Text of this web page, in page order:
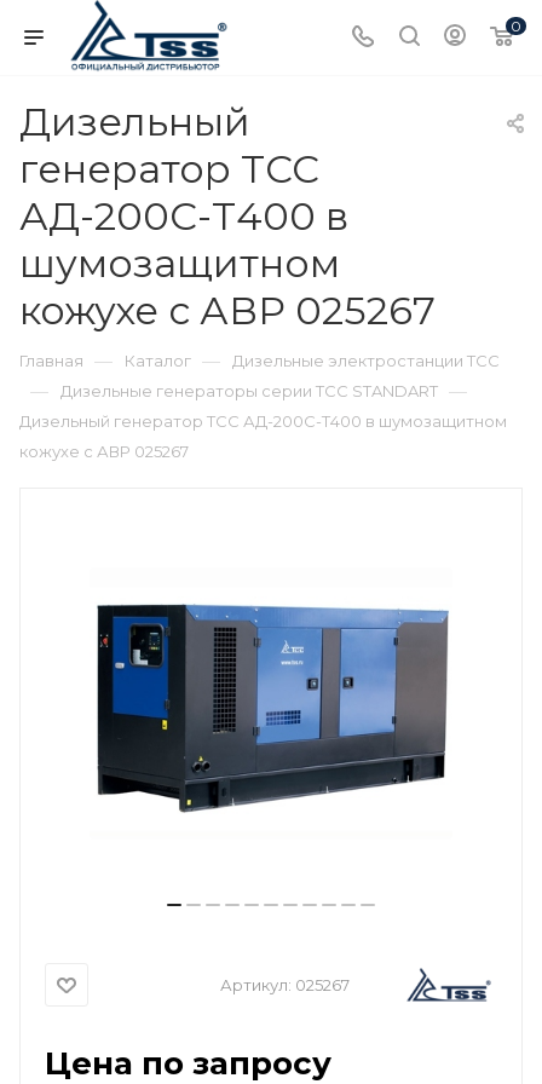
0
Дизельный
генератор ТСС
АД-200С-Т400 в
шумозащитном
кожухе с АВР 025267
Главная — Каталог — Дизельные электростанции ТСС
— Дизельные генераторы серии ТСС STANDART —
Дизельный генератор ТСС АД-200С-Т400 в шумозащитном
кожухе с АВР 025267
Артикул: 025267
Цена по запросу